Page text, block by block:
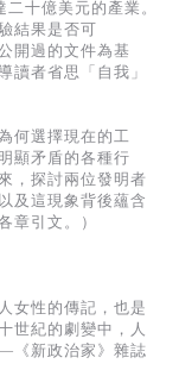
十億美元的產業。
結果是否可
開過的文件為基
讀者省思「自我」
何選擇現在的工
顯矛盾的各種行
，探討兩位發明者
及這現象背後蘊含
章引文。）
女性的傳記，也是
世紀的劇變中，人
《新政治家》雜誌